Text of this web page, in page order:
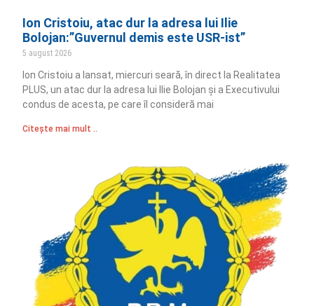
Ion Cristoiu, atac dur la adresa lui Ilie
Bolojan:”Guvernul demis este USR-ist”
5 august 2026
Ion Cristoiu a lansat, miercuri seară, în direct la Realitatea
PLUS, un atac dur la adresa lui Ilie Bolojan și a Executivului
condus de acesta, pe care îl consideră mai
Citește mai mult ..